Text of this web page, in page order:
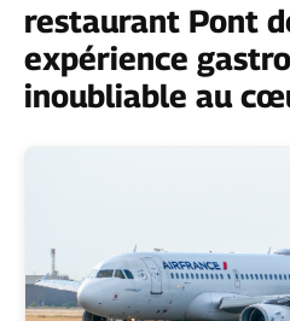
restaurant Pont
expérience
inoubliable au